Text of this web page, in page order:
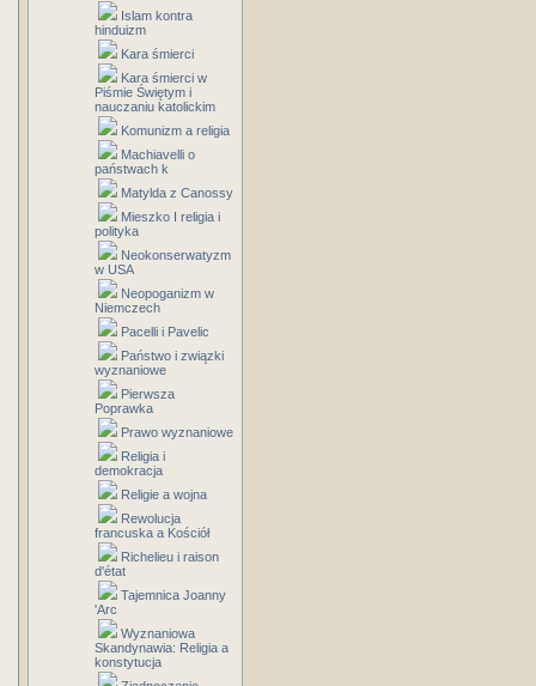
Islam kontra
hinduizm
Kara śmierci
Kara śmierci w
Piśmie Świętym i
nauczaniu katolickim
Komunizm a religia
Machiavelli o
państwach k
Matylda z Canossy
Mieszko I religia i
polityka
Neokonserwatyzm
w USA
Neopoganizm w
Niemczech
Pacelli i Pavelic
Państwo i związki
wyznaniowe
Pierwsza
Poprawka
Prawo wyznaniowe
Religia i
demokracja
Religie a wojna
Rewolucja
francuska a Kościół
Richelieu i raison
d'état
Tajemnica Joanny
'Arc
Wyznaniowa
Skandynawia: Religia a
konstytucja